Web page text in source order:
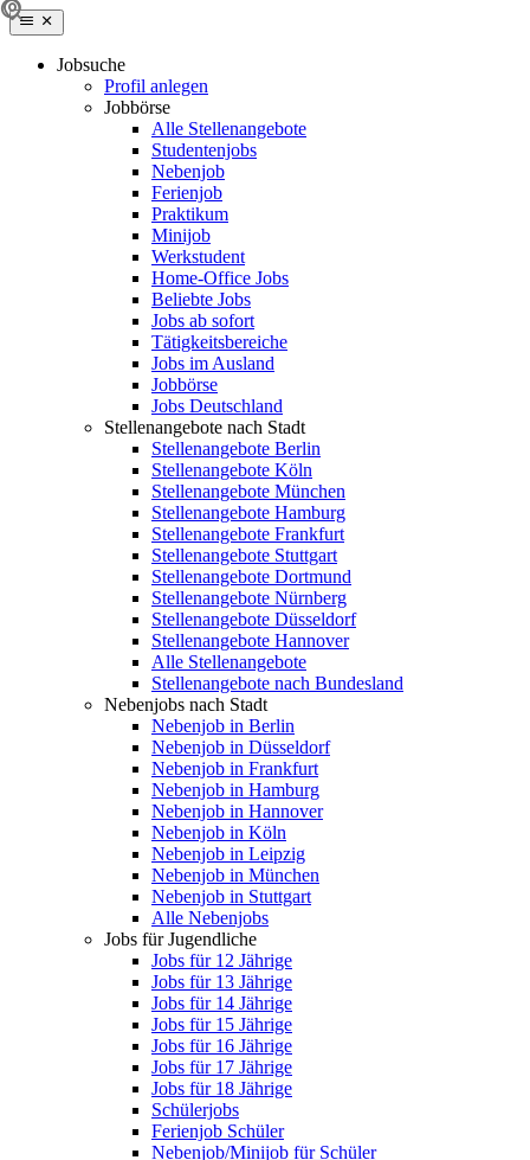
Jobsuche
Profil anlegen
Jobbörse
Alle Stellenangebote
Studentenjobs
Nebenjob
Ferienjob
Praktikum
Minijob
Werkstudent
Home-Office Jobs
Beliebte Jobs
Jobs ab sofort
Tätigkeitsbereiche
Jobs im Ausland
Jobbörse
Jobs Deutschland
Stellenangebote nach Stadt
Stellenangebote Berlin
Stellenangebote Köln
Stellenangebote München
Stellenangebote Hamburg
Stellenangebote Frankfurt
Stellenangebote Stuttgart
Stellenangebote Dortmund
Stellenangebote Nürnberg
Stellenangebote Düsseldorf
Stellenangebote Hannover
Alle Stellenangebote
Stellenangebote nach Bundesland
Nebenjobs nach Stadt
Nebenjob in Berlin
Nebenjob in Düsseldorf
Nebenjob in Frankfurt
Nebenjob in Hamburg
Nebenjob in Hannover
Nebenjob in Köln
Nebenjob in Leipzig
Nebenjob in München
Nebenjob in Stuttgart
Alle Nebenjobs
Jobs für Jugendliche
Jobs für 12 Jährige
Jobs für 13 Jährige
Jobs für 14 Jährige
Jobs für 15 Jährige
Jobs für 16 Jährige
Jobs für 17 Jährige
Jobs für 18 Jährige
Schülerjobs
Ferienjob Schüler
Nebenjob/Minijob für Schüler